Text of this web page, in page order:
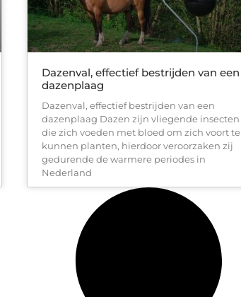
Dazenval, effectief bestrijden van een
dazenplaag
Dazenval, effectief bestrijden van een
dazenplaag Dazen zijn vliegende insecten
die zich voeden met bloed om zich voort te
kunnen planten, hierdoor veroorzaken zij
gedurende de warmere periodes in
Nederland